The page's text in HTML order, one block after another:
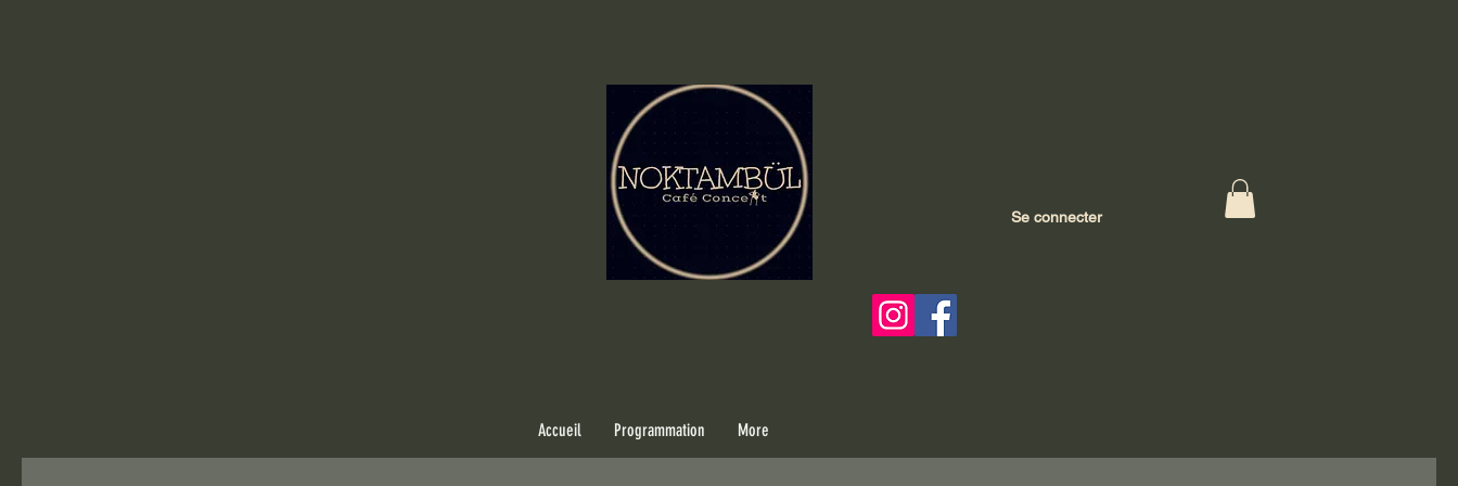
Se connecter
Accueil Programmation More